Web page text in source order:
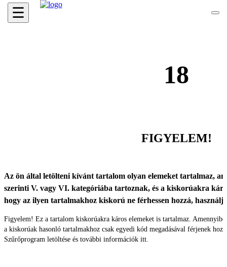
☰
18
FIGYELEM!
Az ön által letölteni kívánt tartalom olyan elemeket tartalmaz,
szerinti V. vagy VI. kategóriába tartoznak, és a kiskorúakra
hogy az ilyen tartalmakhoz kiskorú ne férhessen hozzá,
Figyelem! Ez a tartalom kiskorúakra káros elemeket is tartalmaz.
a kiskorúak hasonló tartalmakhoz csak egyedi kód megadásával férjenek
Szűrőprogram letöltése és további információk itt.